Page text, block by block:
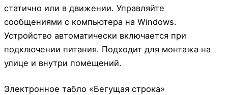
статично или в движении. Управляйте
сообщениями с компьютера на Windows.
Устройство автоматически включается при
подключении питания. Подходит для монтажа на
улице и внутри помещений.
Электронное табло «Бегущая строка»